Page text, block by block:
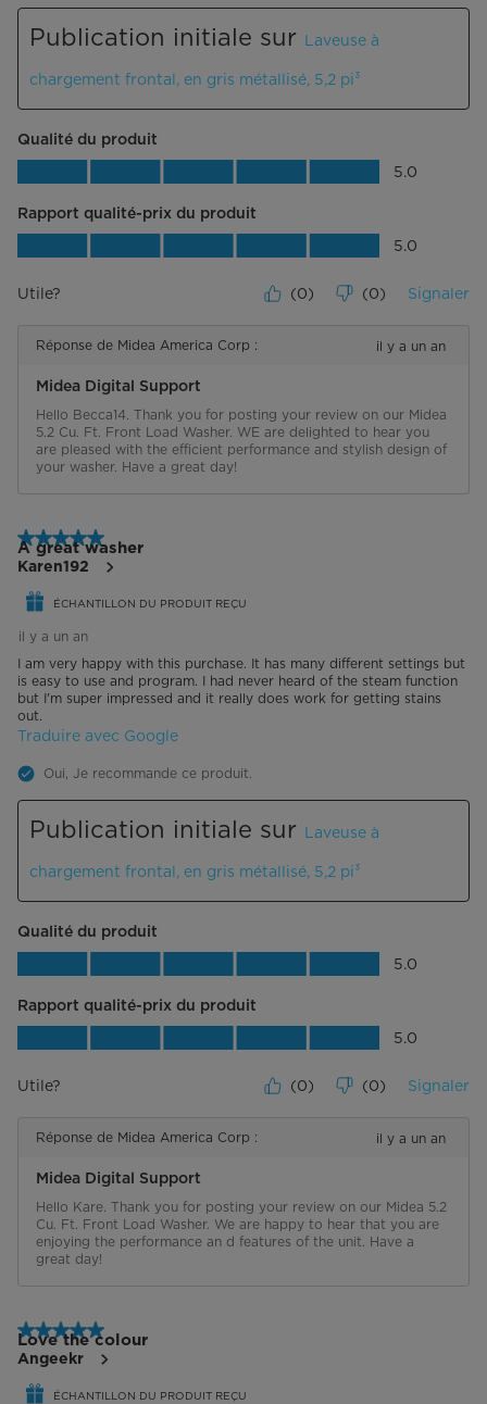
Publication initiale sur Laveuse à
chargement frontal, en gris métallisé, 5,2 pi³
Qualité du produit
Qualité du produit, 5.0 sur 5 5.0
Rapport qualité-prix du produit
Rapport qualité-prix du produit, 5.0
5.0
Utile? (0) (0) Signaler
Réponse de Midea America Corp : il y a un an
Midea Digital Support
Hello Becca14. Thank you for posting your review on our Midea
5.2 Cu. Ft. Front Load Washer. WE are delighted to hear you
are pleased with the efficient performance and stylish design of
your washer. Have a great day!
5 étoile(s) sur 5.
A great washer
Karen192
ÉCHANTILLON DU PRODUIT REÇU
il y a un an
I am very happy with this purchase. It has many different settings but
is easy to use and program. I had never heard of the steam function
but I'm super impressed and it really does work for getting stains
out.
Traduire avec Google
Oui, Je recommande ce produit.
Publication initiale sur Laveuse à
chargement frontal, en gris métallisé, 5,2 pi³
Qualité du produit
Qualité du produit, 5.0 sur 5 5.0
Rapport qualité-prix du produit
Rapport qualité-prix du produit, 5.0
5.0
Utile? (0) (0) Signaler
Réponse de Midea America Corp : il y a un an
Midea Digital Support
Hello Kare. Thank you for posting your review on our Midea 5.2
Cu. Ft. Front Load Washer. We are happy to hear that you are
enjoying the performance an d features of the unit. Have a
great day!
5 étoile(s) sur 5.
Love the colour
Angeekr
ÉCHANTILLON DU PRODUIT REÇU